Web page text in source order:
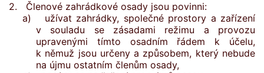
2. Členové zahrádkové osady jsou povinni:
a) užívat zahrádky, společné prostory a zařízení
v souladu se zásadami režimu a provozu
upravenými tímto osadním řádem k účelu,
k němuž jsou určeny a způsobem, který nebude
na újmu ostatním členům osady,